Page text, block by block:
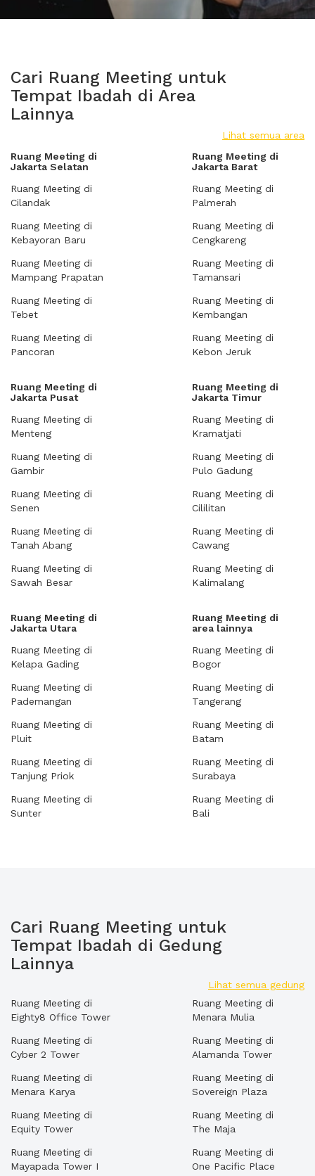
Cari Ruang Meeting untuk
Tempat Ibadah di Area
Lainnya
Lihat semua area
Ruang Meeting di
Jakarta Selatan
Ruang Meeting di
Cilandak
Ruang Meeting di
Kebayoran Baru
Ruang Meeting di
Mampang Prapatan
Ruang Meeting di
Tebet
Ruang Meeting di
Pancoran
Ruang Meeting di
Jakarta Barat
Ruang Meeting di
Palmerah
Ruang Meeting di
Cengkareng
Ruang Meeting di
Tamansari
Ruang Meeting di
Kembangan
Ruang Meeting di
Kebon Jeruk
Ruang Meeting di
Jakarta Pusat
Ruang Meeting di
Menteng
Ruang Meeting di
Gambir
Ruang Meeting di
Senen
Ruang Meeting di
Tanah Abang
Ruang Meeting di
Sawah Besar
Ruang Meeting di
Jakarta Timur
Ruang Meeting di
Kramatjati
Ruang Meeting di
Pulo Gadung
Ruang Meeting di
Cililitan
Ruang Meeting di
Cawang
Ruang Meeting di
Kalimalang
Ruang Meeting di
Jakarta Utara
Ruang Meeting di
Kelapa Gading
Ruang Meeting di
Pademangan
Ruang Meeting di
Pluit
Ruang Meeting di
Tanjung Priok
Ruang Meeting di
Sunter
Ruang Meeting di
area lainnya
Ruang Meeting di
Bogor
Ruang Meeting di
Tangerang
Ruang Meeting di
Batam
Ruang Meeting di
Surabaya
Ruang Meeting di
Bali
Cari Ruang Meeting untuk
Tempat Ibadah di Gedung
Lainnya
Lihat semua gedung
Ruang Meeting di
Eighty8 Office Tower
Ruang Meeting di
Cyber 2 Tower
Ruang Meeting di
Menara Karya
Ruang Meeting di
Equity Tower
Ruang Meeting di
Mayapada Tower I
Ruang Meeting di
Menara Mulia
Ruang Meeting di
Alamanda Tower
Ruang Meeting di
Sovereign Plaza
Ruang Meeting di
The Maja
Ruang Meeting di
One Pacific Place